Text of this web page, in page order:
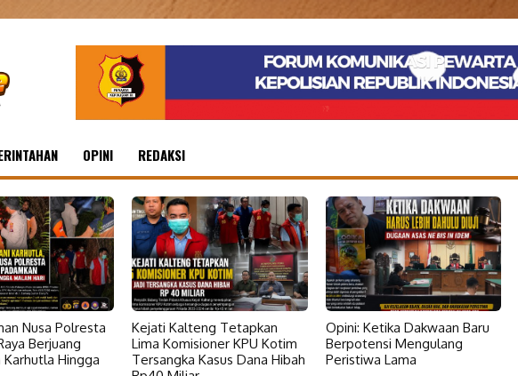
OPINI REDAKSI
Nusa Polresta
Berjuang
Karhutla Hingga
Kejati Kalteng Tetapkan
Lima Komisioner KPU Kotim
Tersangka Kasus Dana Hibah
Opini: Ketika Dakwaan Baru
Berpotensi Mengulang
Peristiwa Lama